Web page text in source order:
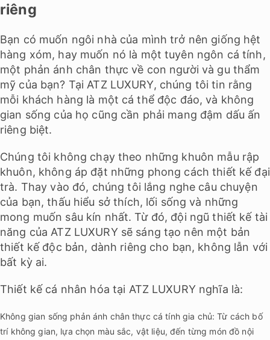
riêng
Bạn có muốn ngôi nhà của mình trở nên giống hệt
hàng xóm, hay muốn nó là một tuyên ngôn cá tính,
một phản ánh chân thực về con người và gu thẩm
mỹ của bạn? Tại ATZ LUXURY, chúng tôi tin rằng
mỗi khách hàng là một cá thể độc đáo, và không
gian sống của họ cũng cần phải mang đậm dấu ấn
riêng biệt.
Chúng tôi không chạy theo những khuôn mẫu rập
khuôn, không áp đặt những phong cách thiết kế đại
trà. Thay vào đó, chúng tôi lắng nghe câu chuyện
của bạn, thấu hiểu sở thích, lối sống và những
mong muốn sâu kín nhất. Từ đó, đội ngũ thiết kế tài
năng của ATZ LUXURY sẽ sáng tạo nên một bản
thiết kế độc bản, dành riêng cho bạn, không lẫn với
bất kỳ ai.
Thiết kế cá nhân hóa tại ATZ LUXURY nghĩa là:
Không gian sống phản ánh chân thực cá tính gia chủ: Từ cách bố
trí không gian, lựa chọn màu sắc, vật liệu, đến từng món đồ nội